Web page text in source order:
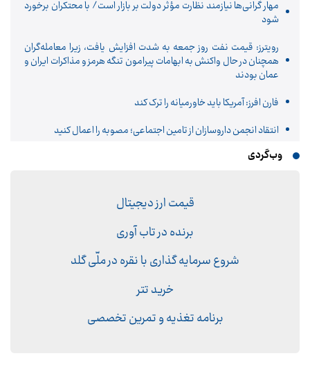
مهار گرانی‌ها نیازمند نظارت مؤثر دولت بر بازار است/ با محتکران برخورد
شود
رویترز: قیمت نفت روز جمعه به شدت افزایش یافت، زیرا معامله‌گران
همچنان در حال واکنش به ابهامات پیرامون تنگه هرمز و مذاکرات ایران و
عمان بودند
فارن افرز: آمریکا باید خاورمیانه را ترک کند
انتقاد انجمن داروسازان از تامین اجتماعی؛ مصوبه را اعمال کنید
وب‌گردی
قیمت ارز دیجیتال
برنده در تاب آوری
شروع سرمایه گذاری با نقره در ملّی گلد
خرید تتر
برنامه تغذیه و تمرین تخصصی